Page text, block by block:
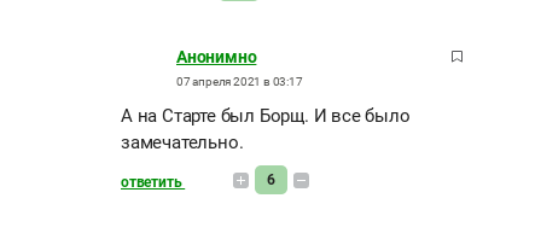
Анонимно
07 апреля 2021 в 03:17
А на Старте был Борщ. И все было
замечательно.
ответить 6